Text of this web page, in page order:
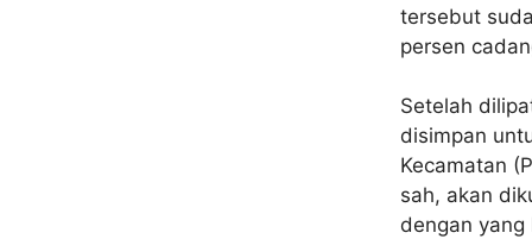
tersebut
persen
Setelah
disimpan
Kecamatan
sah, akan
dengan